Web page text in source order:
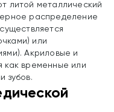
литой металлический
распределение
или
Акриловые и
как временные или
зубов.